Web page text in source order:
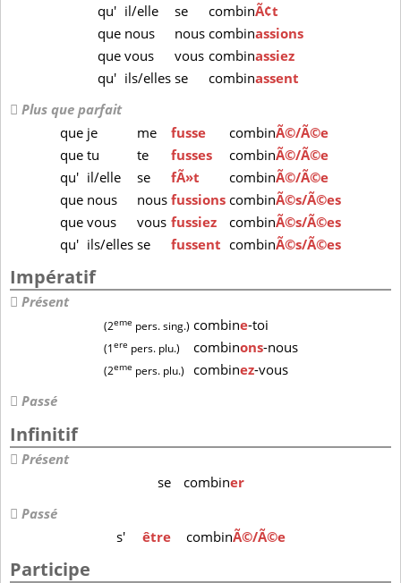
qu' il/elle se combinÃ¢t
que nous nous combinassions
quevous vous combinassiez
qu' ils/ellesse combinassent
Plus que parfait
que je me fusse combinÃ©/Ã©e
quetu te fusses combinÃ©/Ã©e
qu' il/elle se fÃ»t combinÃ©/Ã©e
que nous nousfussions combinÃ©s/Ã©es
quevous vous fussiez combinÃ©s/Ã©es
qu' ils/ellesse fussent combinÃ©s/Ã©es
Impératif
Présent
(2eme pers. sing.) combine-toi
(1ere pers. plu.) combinons-nous
(2eme pers. plu.) combinez-vous
Passé
Infinitif
Présent
se
combiner
Passé
s'
être combinÃ©/Ã©e
Participe